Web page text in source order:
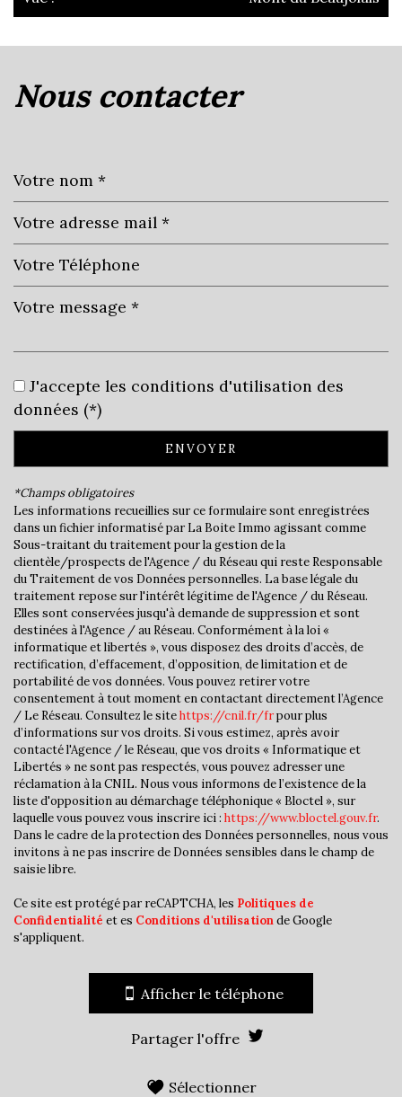
+
Bureau de poste
statistiques
Nombre d'habitants
1 388
Propriétaires (vs. locataires)
85,18 %
Taxe habitation
14,15 %
Taxe foncière
16 %
Habitants de moins de 25 ans
33,12 %
Habitants de 25 à 55 ans
Habitants de plus de 55 ans
26,26 %
Nombre d'enfants par famille
Familles sans enfant
44,93 %
Familles avec 1 ou 2 enfants
46,14 %
Maisons
95,77 %
Appartements
4,23 %
nous contacter
J'accepte les conditions d'utilisation des
données (*)
ENVOYER
*Champs obligatoires
Les informations recueillies sur ce formulaire sont enregistrées
dans un fichier informatisé par La Boite Immo agissant comme
Sous-traitant du traitement pour la gestion de la
clientèle/prospects de l'Agence / du Réseau qui reste Responsable
du Traitement de vos Données personnelles. La base légale du
traitement repose sur l'intérêt légitime de l'Agence / du Réseau.
Elles sont conservées jusqu'à demande de suppression et sont
destinées à l'Agence / au Réseau. Conformément à la loi «
informatique et libertés », vous disposez des droits d’accès, de
rectification, d’effacement, d’opposition, de limitation et de
portabilité de vos données. Vous pouvez retirer votre
consentement à tout moment en contactant directement l’Agence
/ Le Réseau. Consultez le sitehttps://cnil.fr/frpour plus
d’informations sur vos droits. Si vous estimez, après avoir
contacté l'Agence / le Réseau, que vos droits « Informatique et
Libertés » ne sont pas respectés, vous pouvez adresser une
réclamation à la CNIL. Nous vous informons de l’existence de la
liste d'opposition au démarchage téléphonique « Bloctel », sur
laquelle vous pouvez vous inscrire ici : https://www.bloctel.gouv.fr.
Dans le cadre de la protection des Données personnelles, nous vous
invitons à ne pas inscrire de Données sensibles dans le champ de
saisie libre.
Ce site est protégé par reCAPTCHA, les Politiques de
Confidentialité et es Conditions d'utilisationde Google
s'appliquent.
Afficher le téléphone
Partager l'offre
Sélectionner